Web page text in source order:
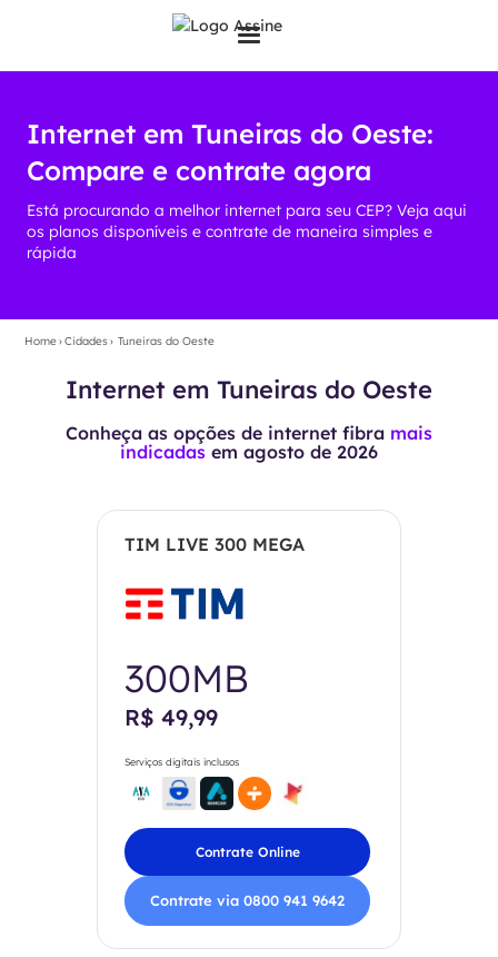
Internet em Tuneiras do Oeste:
Compare e contrate agora
Está procurando a melhor internet para seu CEP? Veja aqui
os planos disponíveis e contrate de maneira simples e
rápida
Home›Cidades› Tuneiras do Oeste
Internet em Tuneiras do Oeste
Conheça as opções de internet fibra mais
indicadas em agosto de 2026
TIM LIVE 300 MEGA
300MB
R$ 49,99
Serviços digitais inclusos
Contrate Online
Contrate via 0800 941 9642